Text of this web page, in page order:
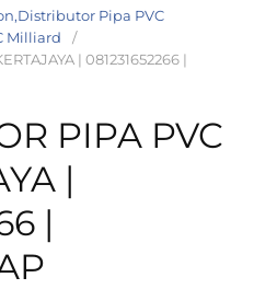
Pipa PVC
Milliard
| 081231652266 |
PIPA PVC
|
|